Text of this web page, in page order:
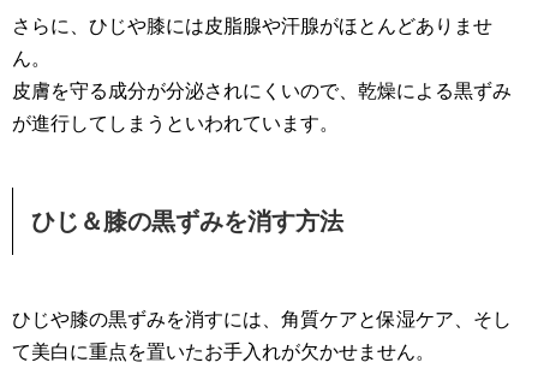
さらに、ひじや膝には皮脂腺や汗腺がほとんどありませ
ん。
皮膚を守る成分が分泌されにくいので、乾燥による黒ずみ
が進行してしまうといわれています。
ひじ＆膝の黒ずみを消す方法
ひじや膝の黒ずみを消すには、角質ケアと保湿ケア、そし
て美白に重点を置いたお手入れが欠かせません。